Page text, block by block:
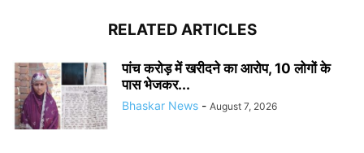
RELATED ARTICLES
पांच करोड़ में खरीदने का आरोप, 10 लोगों के
पास भेजकर...
Bhaskar News - August 7, 2026